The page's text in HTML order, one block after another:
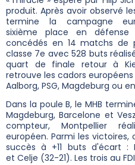
produit. Après avoir observé
termine la campagne
sixième place en
concédés en 14 matchs de
classe 7e avec 528 buts
quart de finale retour à
retrouve les cadors
Aalborg, PSG, Magdeburg ou
Dans la poule B, le MHB
Magdeburg, Barcelone et
compteur, Montpellier
européen. Parmi les
succès à +11 buts d'écart :
et Celje (32-21). Les trois au